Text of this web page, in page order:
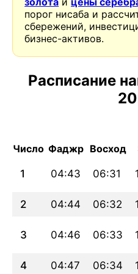
порог нисаба и
сбережений,
бизнес-активов.
Расписание
Число Фаджр Восход
1 04:43 06:31
2 04:44 06:32
3 04:46 06:33
4 04:47 06:34